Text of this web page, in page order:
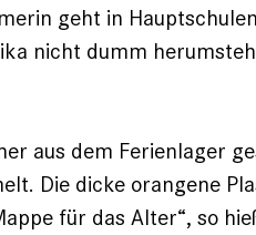
geht in
nicht dumm
aus dem Ferienlager
Die dicke orangene
für das Alter“, so